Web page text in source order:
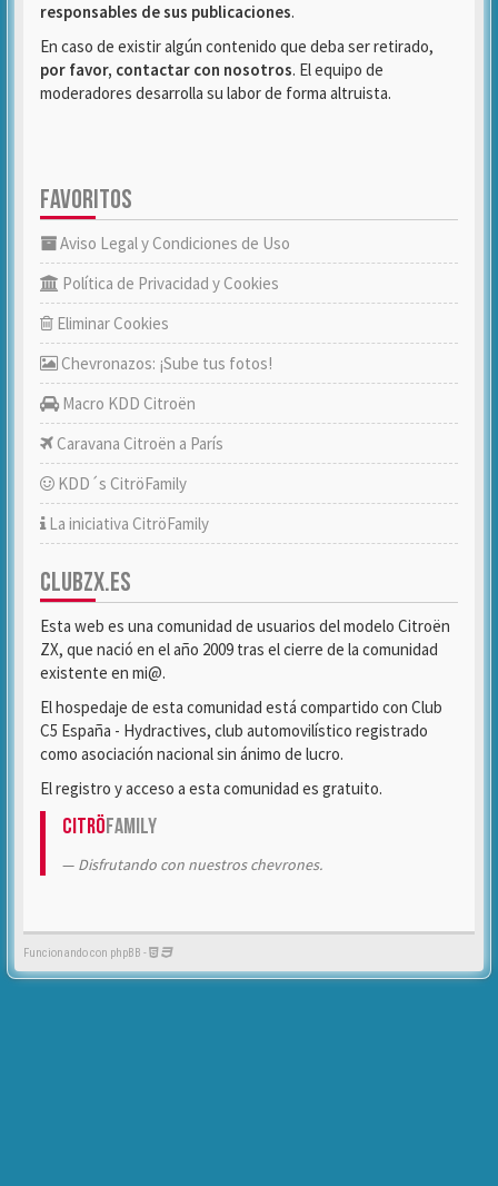
responsables de sus publicaciones.
En caso de existir algún contenido que deba ser retirado,
por favor, contactar con nosotros. El equipo de
moderadores desarrolla su labor de forma altruista.
FAVORITOS
Aviso Legal y Condiciones de Uso
Política de Privacidad y Cookies
Eliminar Cookies
Chevronazos: ¡Sube tus fotos!
Macro KDD Citroën
Caravana Citroën a París
KDD´s CitröFamily
La iniciativa CitröFamily
CLUBZX.ES
Esta web es una comunidad de usuarios del modelo Citroën
ZX, que nació en el año 2009 tras el cierre de la comunidad
existente en mi@.
El hospedaje de esta comunidad está compartido con Club
C5 España - Hydractives, club automovilístico registrado
como asociación nacional sin ánimo de lucro.
El registro y acceso a esta comunidad es gratuito.
CitröFamily
Disfrutando con nuestros chevrones.
Funcionando con phpBB -